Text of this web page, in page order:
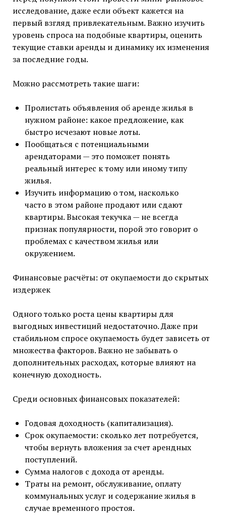
исследование, даже если объект кажется на
первый взгляд привлекательным. Важно изучить
уровень спроса на подобные квартиры, оценить
текущие ставки аренды и динамику их изменения
за последние годы.
Можно рассмотреть такие шаги:
Пролистать объявления об аренде жилья в
нужном районе: какое предложение, как
быстро исчезают новые лоты.
Пообщаться с потенциальными
арендаторами — это поможет понять
реальный интерес к тому или иному типу
жилья.
Изучить информацию о том, насколько
часто в этом районе продают или сдают
квартиры. Высокая текучка — не всегда
признак популярности, порой это говорит о
проблемах с качеством жилья или
окружением.
Финансовые расчёты: от окупаемости до скрытых
издержек
Одного только роста цены квартиры для
выгодных инвестиций недостаточно. Даже при
стабильном спросе окупаемость будет зависеть от
множества факторов. Важно не забывать о
дополнительных расходах, которые влияют на
конечную доходность.
Среди основных финансовых показателей:
Годовая доходность (капитализация).
Срок окупаемости: сколько лет потребуется,
чтобы вернуть вложения за счет арендных
поступлений.
Сумма налогов с дохода от аренды.
Траты на ремонт, обслуживание, оплату
коммунальных услуг и содержание жилья в
случае временного простоя.